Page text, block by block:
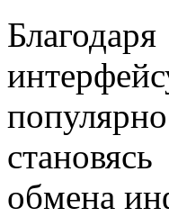
обмена